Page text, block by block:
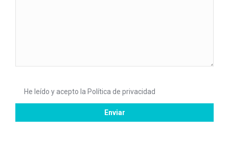
He leído y acepto la Política de privacidad